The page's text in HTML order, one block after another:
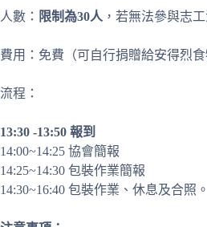
人數： 限制為30人 ，若無法參與志
費用：免費（可自行捐贈給安得烈食
流程：
13:30 -13:50 報到
14:00~14:25 協會簡報
14:25~14:30 包裝作業簡報
14:30~16:40 包裝作業、休息及合照。